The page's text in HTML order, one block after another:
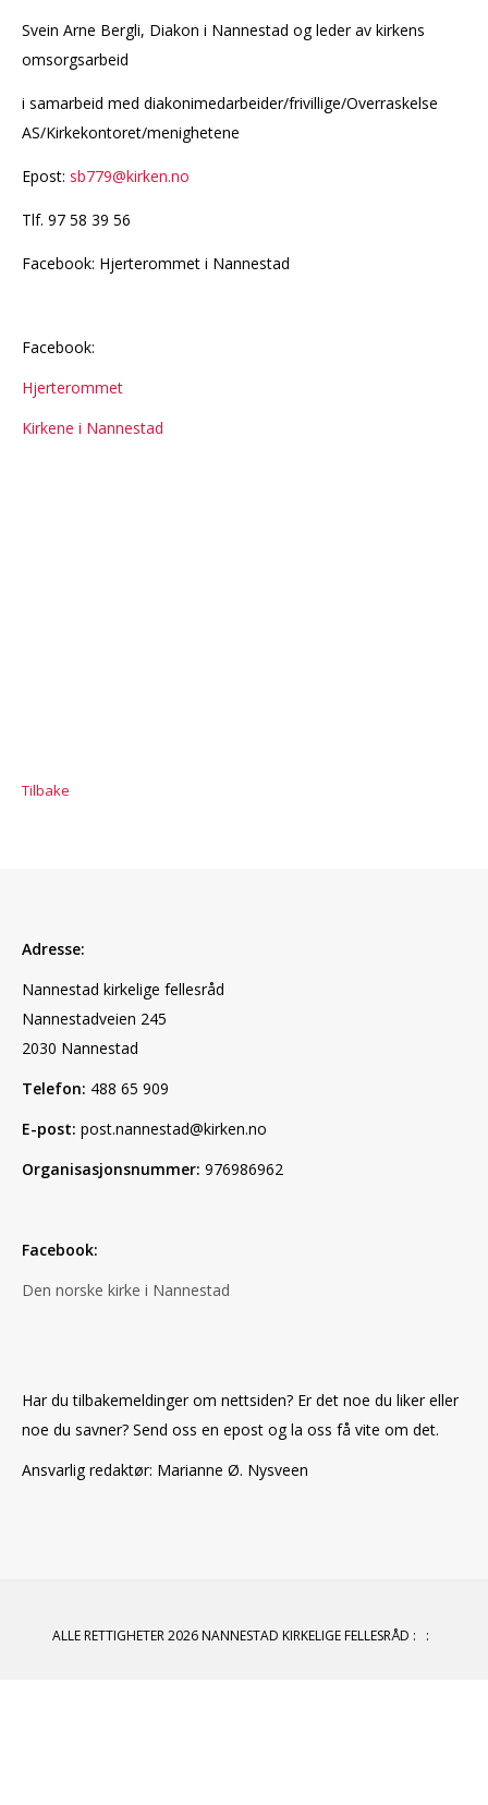
Svein Arne Bergli, Diakon i Nannestad og leder av kirkens
omsorgsarbeid
i samarbeid med diakonimedarbeider/frivillige/Overraskelse
AS/Kirkekontoret/menighetene
Epost: sb779@kirken.no
Tlf. 97 58 39 56
Facebook: Hjerterommet i Nannestad
Facebook:
Hjerterommet
Kirkene i Nannestad
Tilbake
Adresse:
Nannestad kirkelige fellesråd
Nannestadveien 245
2030 Nannestad
Telefon: 488 65 909
E-post: post.nannestad@kirken.no
Organisasjonsnummer: 976986962
Facebook:
Den norske kirke i Nannestad
Har du tilbakemeldinger om nettsiden? Er det noe du liker eller
noe du savner? Send oss en epost og la oss få vite om det.
Ansvarlig redaktør: Marianne Ø. Nysveen
ALLE RETTIGHETER 2026 NANNESTAD KIRKELIGE FELLESRÅD : :